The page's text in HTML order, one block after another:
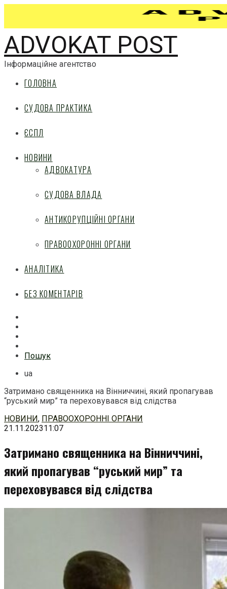
ADVOKAT POST
Інформаційне агентство
ГОЛОВНА
СУДОВА ПРАКТИКА
ЄСПЛ
НОВИНИ
АДВОКАТУРА
СУДОВА ВЛАДА
АНТИКОРУПЦІЙНІ ОРГАНИ
ПРАВООХОРОННІ ОРГАНИ
АНАЛІТИКА
БЕЗ КОМЕНТАРІВ
Пошук
ua
Затримано священника на Вінниччині, який пропагував
“руський мир” та переховувався від слідства
Перейти
до
НОВИНИ, ПРАВООХОРОННІ ОРГАНИ
21.11.202311:07
Затримано священника на Вінниччині,
який пропагував “руський мир” та
переховувався від слідства